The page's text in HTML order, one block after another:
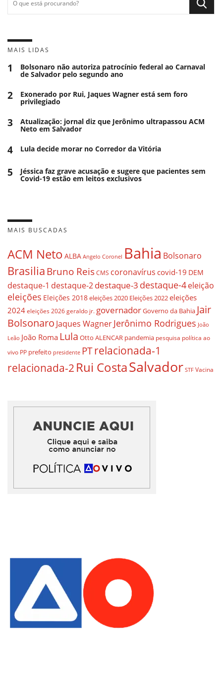
MAIS LIDAS
1 Bolsonaro não autoriza patrocínio federal ao Carnaval
de Salvador pelo segundo ano
2 Exonerado por Rui, Jaques Wagner está sem foro
privilegiado
3 Atualização: jornal diz que Jerônimo ultrapassou ACM
Neto em Salvador
4 Lula decide morar no Corredor da Vitória
5 Jéssica faz grave acusação e sugere que pacientes sem
Covid-19 estão em leitos exclusivos
MAIS BUSCADAS
ACM Neto ALBA Angelo Coronel Bahia Bolsonaro
BrasiliaBruno ReisCMS coronavírus covid-19 DEM
destaque-1 destaque-2destaque-3 destaque-4eleição
eleições Eleições 2018eleições 2020 Eleições 2022eleições
2024 eleições 2026 geraldo jr. governadorGoverno da Bahia Jair
Bolsonaro Jaques WagnerJerônimo Rodrigues João
Leão João Roma Lula Otto ALENCAR pandemia pesquisa política ao
vivo PP prefeito presidente PTrelacionada-1
relacionada-2 Rui CostaSalvador STF Vacina